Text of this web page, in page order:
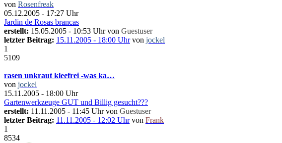
von Rosenfreak
05.12.2005 - 17:27 Uhr
Jardin de Rosas brancas
erstellt: 15.05.2005 - 10:53 Uhr von Guestuser
letzter Beitrag: 15.11.2005 - 18:00 Uhrvon jockel
1
5109
rasen unkraut kleefrei -was ka…
von jockel
15.11.2005 - 18:00 Uhr
Gartenwerkzeuge GUT und Billig gesucht???
erstellt: 11.11.2005 - 11:45 Uhr von Guestuser
letzter Beitrag: 11.11.2005 - 12:02 Uhrvon Frank
1
8534